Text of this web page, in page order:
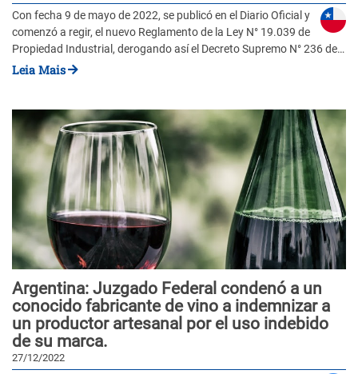
Con fecha 9 de mayo de 2022, se publicó en el Diario Oficial y
comenzó a regir, el nuevo Reglamento de la Ley N° 19.039 de
Propiedad Industrial, derogando así el Decreto Supremo N° 236 de…
Leia Mais
Argentina: Juzgado Federal condenó a un
conocido fabricante de vino a indemnizar a
un productor artesanal por el uso indebido
de su marca.
27/12/2022